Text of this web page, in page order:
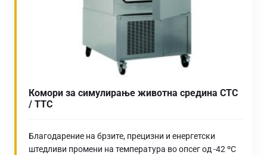
Комори за симулирање животна средина CTC
/ TTC
Благодарение на брзите, прецизни и енергетски
штедливи промени на температура во опсег од -42 ºC